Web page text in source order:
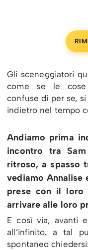
Gli sceneggiatori
come se le cose
confuse di per se,
indietro nel tempo
Andiamo prima
incontro tra
ritroso, a spasso
vediamo Annalise
prese con il loro
arrivare alle loro
E così via, avanti
all’infinito, a tal
spontaneo chiedersi: